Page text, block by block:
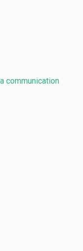
communication